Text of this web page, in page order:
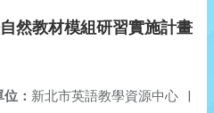
然教材模組研習實施計畫
： 新北市英語教學資源中心 |